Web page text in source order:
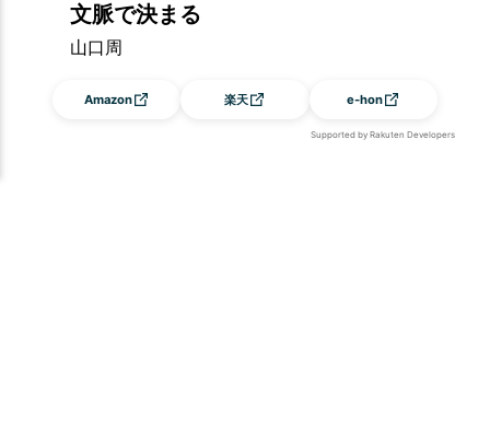
文脈で決まる
山口周
Amazon 楽天 e-hon
Supported by Rakuten Developers